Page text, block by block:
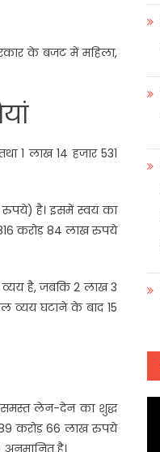
के बजट में महिला,
1 लाख 14 हजार 531
रुपये) है। इसमें स्वयं का
करोड़ 84 लाख रुपये
है, जबकि 2 लाख 3
व्यय घटाने के बाद 15
समस्त लेन-देन का शुद्ध
करोड़ 66 लाख रुपये
है।